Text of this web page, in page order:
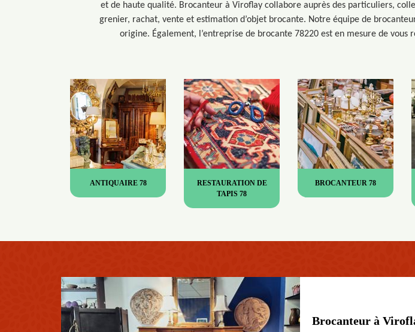
et de haute qualité. Brocanteur à Viroflay collabore auprès des particuliers,
grenier, rachat, vente et estimation d’objet brocante. Notre équipe de
origine. Également, l’entreprise de brocante 78220 est en mesure de
ANTIQUAIRE 78
RESTAURATION DE
TAPIS 78
BROCANTEUR 78
Brocanteur à